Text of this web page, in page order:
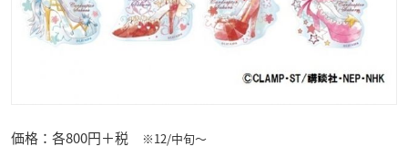
価格：各800円＋税 ※12/中旬～